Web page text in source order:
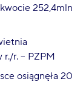
252,4mln
r./r. – PZPM
osiągnęła 20